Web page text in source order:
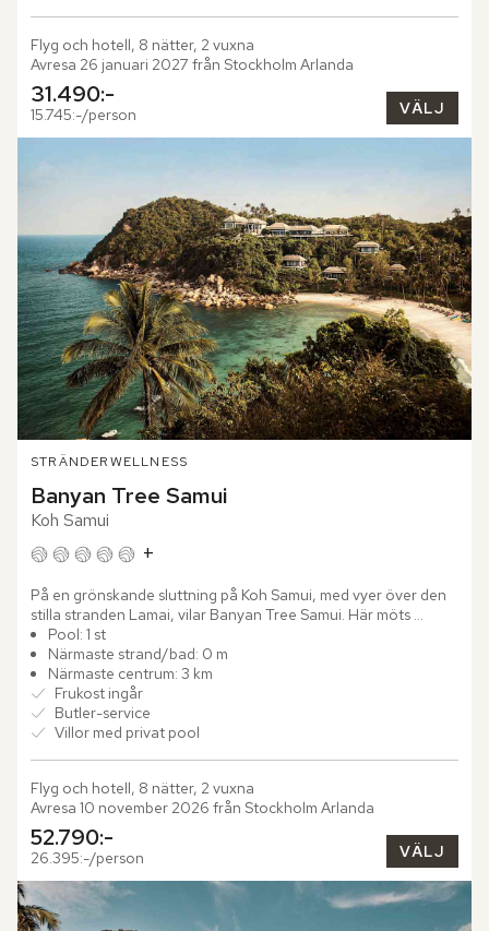
Flyg och hotell, 8 nätter, 2 vuxna
Avresa 26 januari 2027 från Stockholm Arlanda
31.490:-
15.745:-/person VÄLJ
STRÄNDERWELLNESS
Banyan Tree Samui
Koh Samui
+
På en grönskande sluttning på Koh Samui, med vyer över den
stilla stranden Lamai, vilar Banyan Tree Samui. Här möts
tropisk lyx och avskildhet i en harmonisk helhet, något som...
Pool: 1 st
Närmaste strand/bad: 0 m
Närmaste centrum: 3 km
Frukost ingår
Butler-service
Villor med privat pool
Flyg och hotell, 8 nätter, 2 vuxna
Avresa 10 november 2026 från Stockholm Arlanda
52.790:-
26.395:-/person VÄLJ